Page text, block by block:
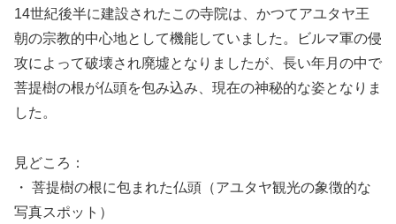
14世紀後半に建設されたこの寺院は、かつてアユタヤ王
朝の宗教的中心地として機能していました。ビルマ軍の侵
攻によって破壊され廃墟となりましたが、長い年月の中で
菩提樹の根が仏頭を包み込み、現在の神秘的な姿となりま
した。
見どころ：
・ 菩提樹の根に包まれた仏頭（アユタヤ観光の象徴的な
写真スポット）